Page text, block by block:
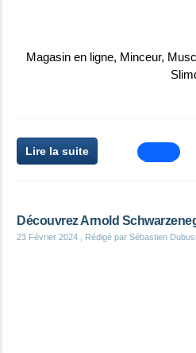
Magasin en ligne, Minceur,
Lire la suite
Découvrez Arnold
23 Février 2024 , Rédigé par Sébastien